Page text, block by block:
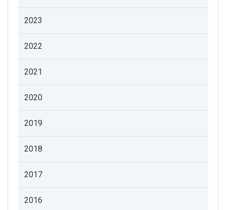
2023
2022
2021
2020
2019
2018
2017
2016